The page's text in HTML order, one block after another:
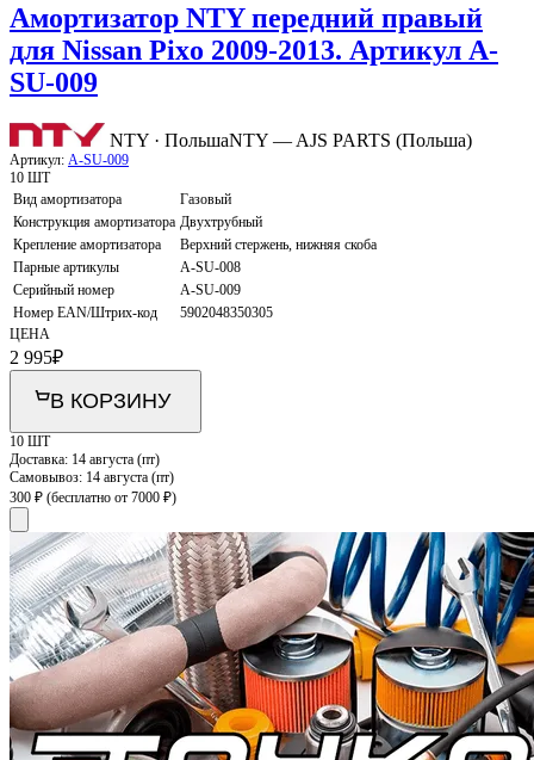
Амортизатор NTY передний правый
для Nissan Pixo 2009-2013. Артикул A-
SU-009
NTY · ПольшаNTY — AJS PARTS (Польша)
Артикул: A-SU-009
10 ШТ
Вид амортизатора
Газовый
Конструкция амортизатора Двухтрубный
Крепление амортизатора
Верхний стержень, нижняя скоба
Парные артикулы
A-SU-008
Серийный номер
A-SU-009
Номер EAN/Штрих-код
5902048350305
ЦЕНА
2 995₽
В КОРЗИНУ
10 ШТ
Доставка: 14 августа (пт)
Самовывоз: 14 августа (пт)
300 ₽ (бесплатно от 7000 ₽)